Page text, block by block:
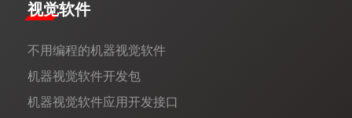
视觉软件
不用编程的机器视觉软件
机器视觉软件开发包
机器视觉软件应用开发接口